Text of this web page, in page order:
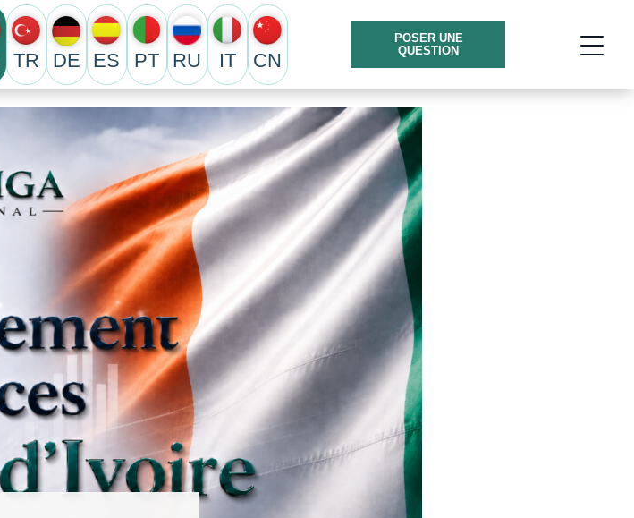
TR DE ES PT RU IT CN
POSER UNE
QUESTION